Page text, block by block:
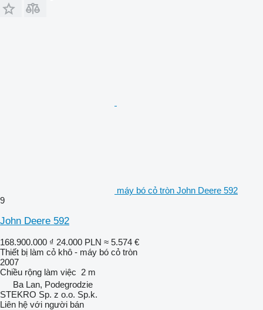
máy bó cỏ tròn John Deere 592
9
John Deere 592
168.900.000 ₫ 24.000 PLN ≈ 5.574 €
Thiết bị làm cỏ khô - máy bó cỏ tròn
2007
Chiều rộng làm việc 2 m
Ba Lan, Podegrodzie
STEKRO Sp. z o.o. Sp.k.
Liên hệ với người bán